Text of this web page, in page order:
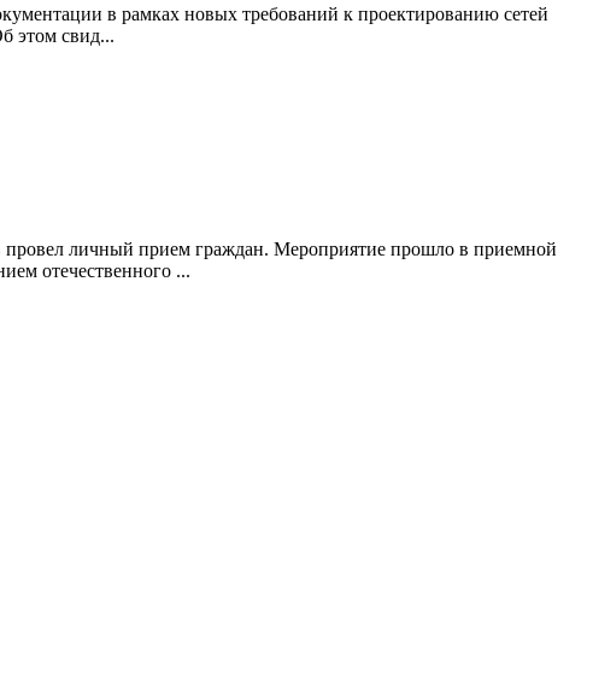
в рамках новых требований к проектированию сетей
этом свид...
личный прием граждан. Мероприятие прошло в приемной
отечественного ...